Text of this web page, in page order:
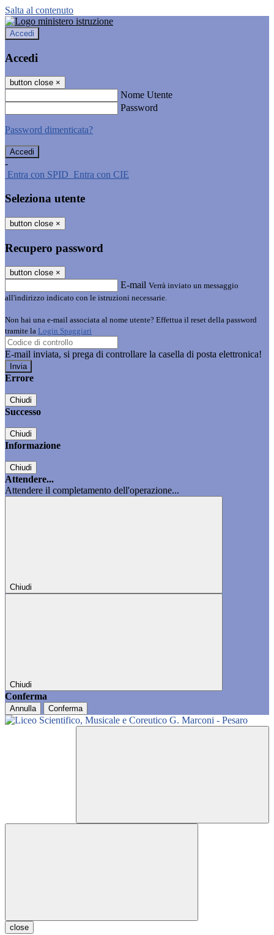
Salta al contenuto
Accedi
Accedi
button close ×
Nome Utente
Password
Password dimenticata?
-
Entra con SPID Entra con CIE
Seleziona utente
button close ×
Recupero password
button close ×
E-mail Verrà inviato un messaggio
all'indirizzo indicato con le istruzioni necessarie.
Non hai una e-mail associata al nome utente? Effettua il reset della password
tramite la Login Spaggiari
E-mail inviata, si prega di controllare la casella di posta elettronica!
Errore
Chiudi
Successo
Chiudi
Informazione
Chiudi
Attendere...
Attendere il completamento dell'operazione...
Chiudi
Chiudi
Conferma
Annulla Conferma
close